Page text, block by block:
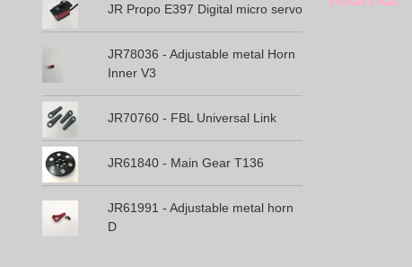
JR Propo E397 Digital micro servo
JR78036 - Adjustable metal Horn
Inner V3
JR70760 - FBL Universal Link
JR61840 - Main Gear T136
JR61991 - Adjustable metal horn
D